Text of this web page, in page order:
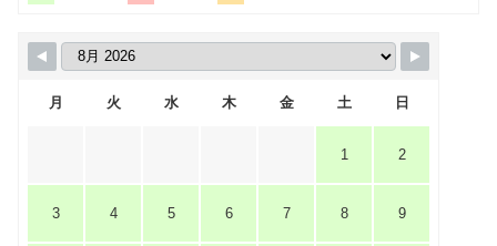
月 火 水 木 金 土 日
1 2
3 4 5 6 7 8 9